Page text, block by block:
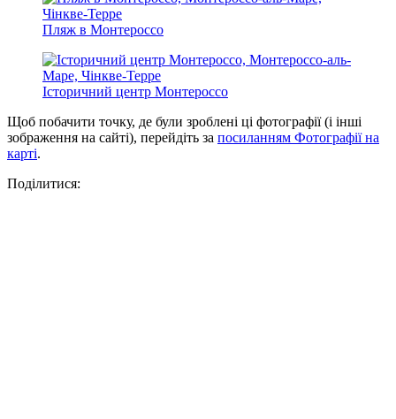
Пляж в Монтероссо
Історичний центр Монтероссо
Щоб побачити точку, де були зроблені ці фотографії (і інші
зображення на сайті), перейдіть за посиланням Фотографії на
карті.
Поділитися: